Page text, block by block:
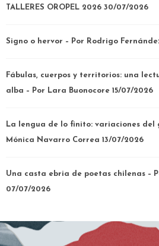
TALLERES OROPEL 2026 30/07/2026
Signo o hervor – Por Rodrigo
Fábulas, cuerpos y territorios: una
alba – Por Lara Buonocore 15/07/2026
La lengua de lo finito: variaciones del
Mónica Navarro Correa 13/07/2026
Una casta ebria de poetas chilenas –
07/07/2026